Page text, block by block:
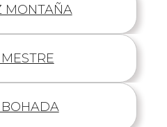
MONTAÑA